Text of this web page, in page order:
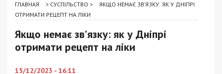
ГЛАВНАЯ > СУСПІЛЬСТВО >
ЯКЩО НЕМАЄ ЗВ’ЯЗКУ: ЯК У ДНІПРІ
ОТРИМАТИ РЕЦЕПТ НА ЛІКИ
Якщо немає зв’язку: як у Дніпрі
отримати рецепт на ліки
15/12/2023 - 16:11